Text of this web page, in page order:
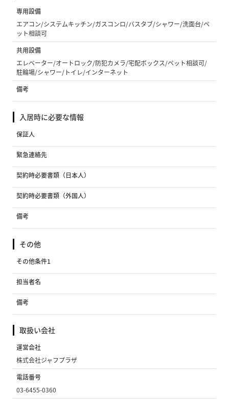
専用設備
エアコン/システムキッチン/ガスコンロ/バスタブ/シャワー/洗面台/ペ
ット相談可
共用設備
エレベーター/オートロック/防犯カメラ/宅配ボックス/ペット相談可/
駐輪場/シャワー/トイレ/インターネット
備考
入居時に必要な情報
保証人
緊急連絡先
契約時必要書類（日本人）
契約時必要書類（外国人）
備考
その他
その他条件1
担当者名
備考
取扱い会社
運営会社
株式会社ジャフプラザ
電話番号
03-6455-0360